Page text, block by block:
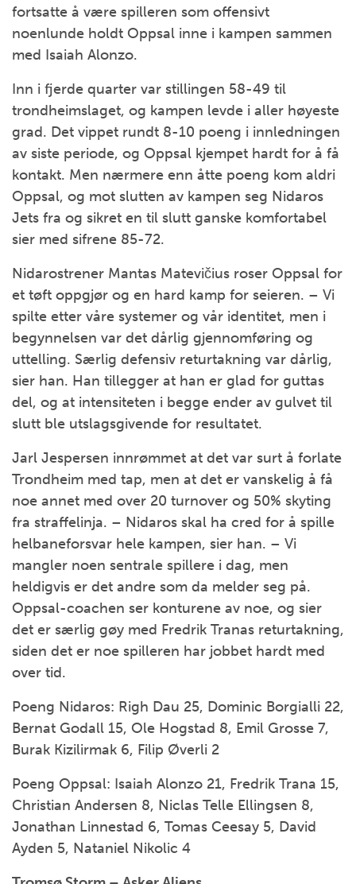
fortsatte å være spilleren som offensivt
noenlunde holdt Oppsal inne i kampen sammen
med Isaiah Alonzo.
Inn i fjerde quarter var stillingen 58-49 til
trondheimslaget, og kampen levde i aller høyeste
grad. Det vippet rundt 8-10 poeng i innledningen
av siste periode, og Oppsal kjempet hardt for å få
kontakt. Men nærmere enn åtte poeng kom aldri
Oppsal, og mot slutten av kampen seg Nidaros
Jets fra og sikret en til slutt ganske komfortabel
sier med sifrene 85-72.
Nidarostrener Mantas Matevičius roser Oppsal for
et tøft oppgjør og en hard kamp for seieren. – Vi
spilte etter våre systemer og vår identitet, men i
begynnelsen var det dårlig gjennomføring og
uttelling. Særlig defensiv returtakning var dårlig,
sier han. Han tillegger at han er glad for guttas
del, og at intensiteten i begge ender av gulvet til
slutt ble utslagsgivende for resultatet.
Jarl Jespersen innrømmet at det var surt å forlate
Trondheim med tap, men at det er vanskelig å få
noe annet med over 20 turnover og 50% skyting
fra straffelinja. – Nidaros skal ha cred for å spille
helbaneforsvar hele kampen, sier han. – Vi
mangler noen sentrale spillere i dag, men
heldigvis er det andre som da melder seg på.
Oppsal-coachen ser konturene av noe, og sier
det er særlig gøy med Fredrik Tranas returtakning,
siden det er noe spilleren har jobbet hardt med
over tid.
Poeng Nidaros: Righ Dau 25, Dominic Borgialli 22,
Bernat Godall 15, Ole Hogstad 8, Emil Grosse 7,
Burak Kizilirmak 6, Filip Øverli 2
Poeng Oppsal: Isaiah Alonzo 21, Fredrik Trana 15,
Christian Andersen 8, Niclas Telle Ellingsen 8,
Jonathan Linnestad 6, Tomas Ceesay 5, David
Ayden 5, Nataniel Nikolic 4